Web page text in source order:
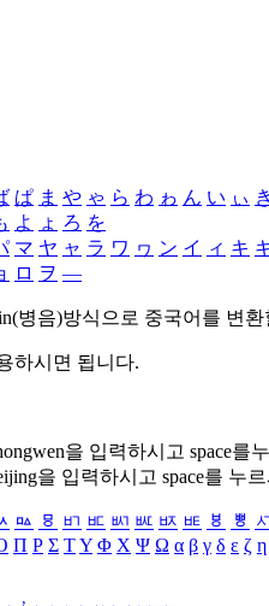
ぱ ま や ゃ ら わ ゎ ん い ぃ き
よ ょ ろ を
マ ヤ ャ ラ ワ ヮ ン イ ィ キ
ロ ヲ ―
병음)방식으로 중국어를 변
하시면 됩니다.
을 입력하시고 space를
을 입력하시고 space를 누
ㅰ ㅱ ㅲ ㅳ ㅴ ㅵ ㅶ ㅷ ㅸ ㅹ
Π Ρ Σ ΤΥ Φ Χ Ψ Ω α β γ δ ε ζ η